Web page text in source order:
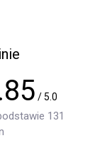
/ 5.0
131